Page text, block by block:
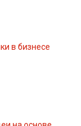
в бизнесе